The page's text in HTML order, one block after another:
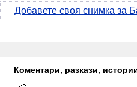
Добавете своя снимка за
Коментари, разкази,